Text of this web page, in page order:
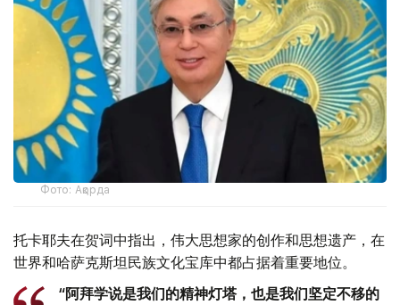
Фото: Ақорда
托卡耶夫在贺词中指出，伟大思想家的创作和思想遗产，在
世界和哈萨克斯坦民族文化宝库中都占据着重要地位。
“阿拜学说是我们的精神灯塔，也是我们坚定不移的